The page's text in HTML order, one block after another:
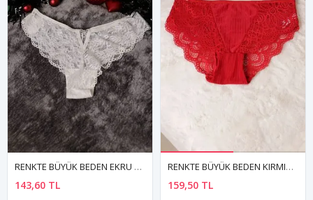
RENKTE BÜYÜK BEDEN EKRU TAŞ DETAYLI DANTELLİ KÜLOT
143,60 TL
RENKTE BÜYÜK BEDEN KIRMIZI DANTELLİ KÜLOT
159,50 TL